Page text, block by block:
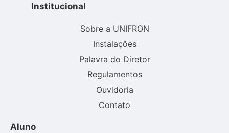
Institucional
Sobre a UNIFRON
Instalações
Palavra do Diretor
Regulamentos
Ouvidoria
Contato
Aluno